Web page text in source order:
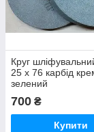
Круг
25 х 76 карбід
зелений
700 ₴
Купити